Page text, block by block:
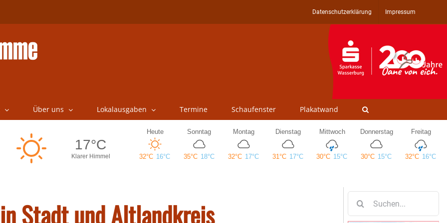
Datenschutzerklärung Impressum
Über uns Lokalausgaben Termine Schaufenster Plakatwand
Stadt und Altlandkreis
nach: